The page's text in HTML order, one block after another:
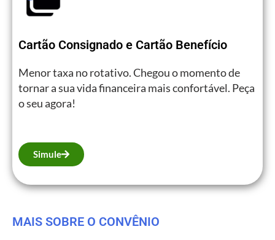
Cartão Consignado e Cartão Benefício
Menor taxa no rotativo. Chegou o momento de
tornar a sua vida financeira mais confortável. Peça
o seu agora!
Simule
MAIS SOBRE O CONVÊNIO